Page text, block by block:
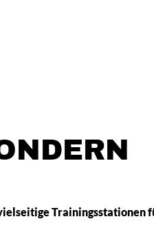
Trainingsstationen